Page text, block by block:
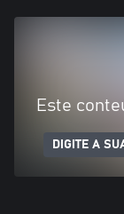
Este
DIGITE A